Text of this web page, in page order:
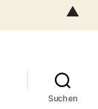
Suchen
▲